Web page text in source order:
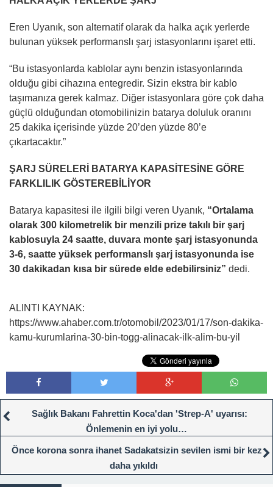
Eren Uyanık, son alternatif olarak da halka açık yerlerde
bulunan yüksek performanslı şarj istasyonlarını işaret etti.
“Bu istasyonlarda kablolar aynı benzin istasyonlarında
olduğu gibi cihazına entegredir. Sizin ekstra bir kablo
taşımanıza gerek kalmaz. Diğer istasyonlara göre çok daha
güçlü olduğundan otomobilinizin batarya doluluk oranını
25 dakika içerisinde yüzde 20’den yüzde 80’e
çıkartacaktır.”
ŞARJ SÜRELERİ BATARYA KAPASİTESİNE GÖRE
FARKLILIK GÖSTEREBİLİYOR
Batarya kapasitesi ile ilgili bilgi veren Uyanık, “Ortalama
olarak 300 kilometrelik bir menzili prize takılı bir şarj
kablosuyla 24 saatte, duvara monte şarj istasyonunda
3-6, saatte yüksek performanslı şarj istasyonunda ise
30 dakikadan kısa bir sürede elde edebilirsiniz” dedi.
ALINTI KAYNAK:
https://www.ahaber.com.tr/otomobil/2023/01/17/son-dakika-
kamu-kurumlarina-30-bin-togg-alinacak-ilk-alim-bu-yil
Sağlık Bakanı Fahrettin Koca'dan 'Strep-A' uyarısı:
Önlemenin en iyi yolu…
Önce korona sonra ihanet Sadakatsizin sevilen ismi bir kez
daha yıkıldı